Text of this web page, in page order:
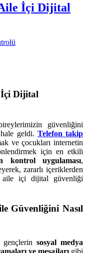
İçi Dijital
İçi Dijital
güvenliğini
geldi. Telefon takip
ve çocukları internetin
için en etkili
kontrol uygulaması,
zararlı içeriklerden
aile içi dijital güvenliği
Güvenliğini Nasıl
gençlerinsosyal medya
ve mesajları gibi